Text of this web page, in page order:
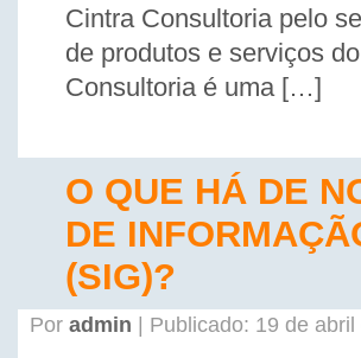
Cintra Consultoria pelo
de produtos e serviços
Consultoria é uma […]
O QUE HÁ DE
DE
(SIG)?
Por admin | Publicado: 19 de